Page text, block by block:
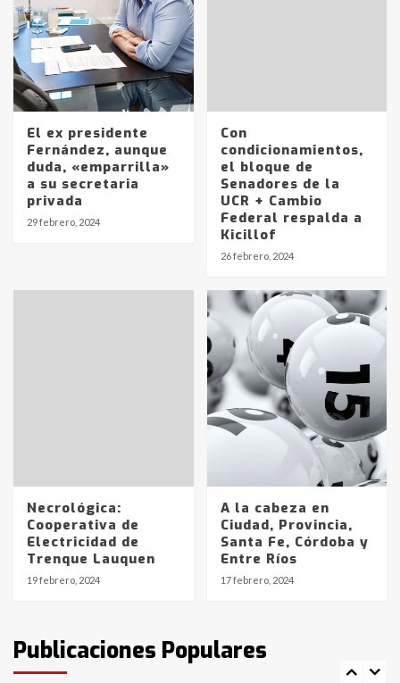
El ex presidente
Fernández, aunque
duda, «emparrilla»
a su secretaria
privada
29 febrero, 2024
Con
condicionamientos,
el bloque de
Senadores de la
UCR + Cambio
Federal respalda a
Kicillof
26 febrero, 2024
Necrológica:
Cooperativa de
Electricidad de
Trenque Lauquen
19 febrero, 2024
A la cabeza en
Ciudad, Provincia,
Santa Fe, Córdoba y
Entre Ríos
17 febrero, 2024
Publicaciones Populares
Identidad de los adolescentes
pampeanos que fueron
en la mañana del lunes
Accidente en Ruta 5: falleció un
joven de Trenque Lauquen
Los precios de los combustibles en
La Pampa, desde YPF hasta Axion
La Bolsa de Cereales de Bahía
Blanca anticipa que Agosto vendrá
con lluvias y heladas, en gran parte
de la provincia
fueron detenidos por
comercialización de drogas en la
tarde del sábado